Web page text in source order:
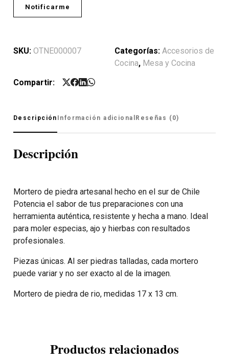
Notificarme
SKU: OTNE000007 Categorías: Accesorios de
Cocina, Mesa y Cocina
Compartir:
Descripción Información adicional Reseñas (0)
Descripción
Mortero de piedra artesanal hecho en el sur de Chile
Potencia el sabor de tus preparaciones con una
herramienta auténtica, resistente y hecha a mano. Ideal
para moler especias, ajo y hierbas con resultados
profesionales.
Piezas únicas. Al ser piedras talladas, cada mortero
puede variar y no ser exacto al de la imagen.
Mortero de piedra de rio, medidas 17 x 13 cm.
Productos relacionados